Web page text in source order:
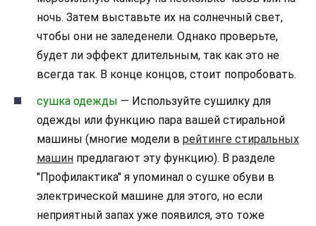
ночь. Затем выставьте их на солнечный свет,
чтобы они не заледенели. Однако проверьте,
будет ли эффект длительным, так как это не
всегда так. В конце концов, стоит попробовать.
сушка одежды — Используйте сушилку для
одежды или функцию пара вашей стиральной
машины (многие модели в рейтинге стиральных
машин предлагают эту функцию). В разделе
"Профилактика" я упоминал о сушке обуви в
электрической машине для этого, но если
неприятный запах уже появился, это тоже